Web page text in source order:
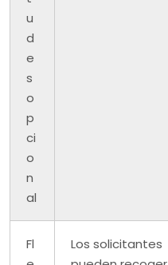
u
d
e
s
o
p
ci
o
n
al
Fl
Los solicitantes